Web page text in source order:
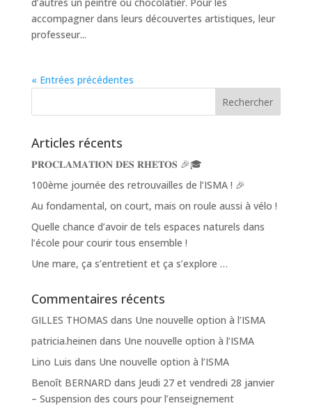
accompagner dans leurs découvertes artistiques, leur
professeur...
« Entrées précédentes
Articles récents
𝐏𝐑𝐎𝐂𝐋𝐀𝐌𝐀𝐓𝐈𝐎𝐍 𝐃𝐄𝐒 𝐑𝐇𝐄𝐓𝐎𝐒 🎉🎓
100ème journée des retrouvailles de l’ISMA ! 🎉
Au fondamental, on court, mais on roule aussi à vélo !
Quelle chance d’avoir de tels espaces naturels dans
l’école pour courir tous ensemble !
Une mare, ça s’entretient et ça s’explore …
Commentaires récents
GILLES THOMAS dans Une nouvelle option à l’ISMA
patricia.heinen dans Une nouvelle option à l’ISMA
Lino Luis dans Une nouvelle option à l’ISMA
Benoît BERNARD dans Jeudi 27 et vendredi 28 janvier
– Suspension des cours pour l’enseignement